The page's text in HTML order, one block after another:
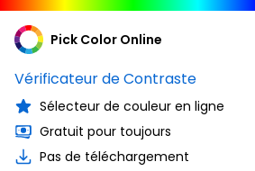
Pick Color Online
Vérificateur de Contraste
Sélecteur de couleur en ligne
Gratuit pour toujours
Pas de téléchargement